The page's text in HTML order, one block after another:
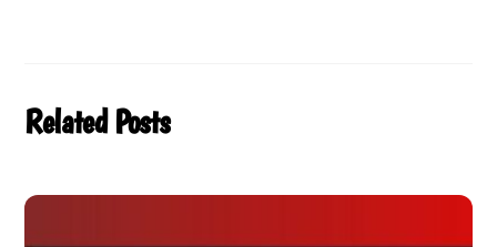
Related Posts